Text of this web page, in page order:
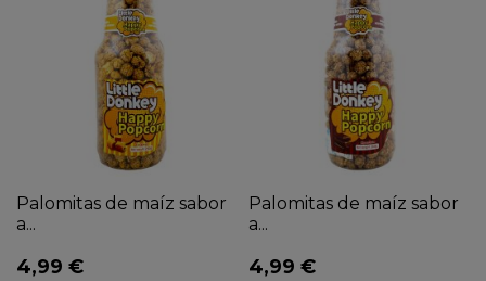
Palomitas de maíz sabor
a...
4,99 €
Palomitas de maíz sabor
a...
4,99 €